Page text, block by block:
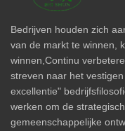
Bedrijven houden zich
van de markt te winnen,
winnen,Continu
streven naar het
excellentie"
werken om de
gemeenschappelijke